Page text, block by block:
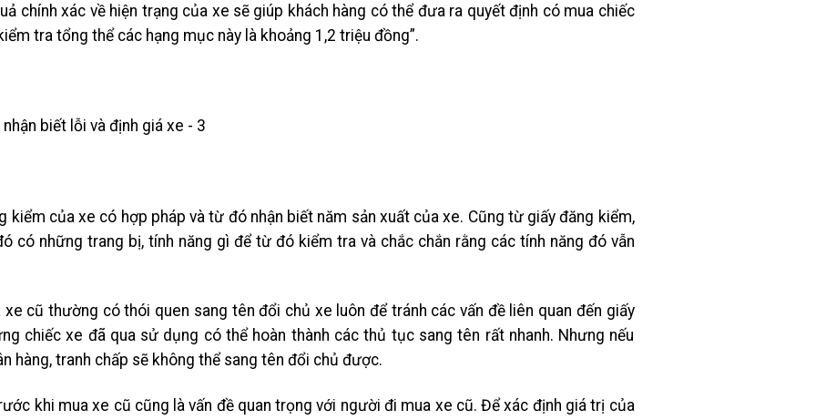
chính xác về hiện trạng của xe sẽ giúp khách hàng có thể đưa ra quyết định có mua chiếc
tra tổng thể các hạng mục này là khoảng 1,2 triệu đồng”.
kiểm của xe có hợp pháp và từ đó nhận biết năm sản xuất của xe. Cũng từ giấy đăng kiểm,
có những trang bị, tính năng gì để từ đó kiểm tra và chắc chắn rằng các tính năng đó vẫn
cũ thường có thói quen sang tên đổi chủ xe luôn để tránh các vấn đề liên quan đến giấy
chiếc xe đã qua sử dụng có thể hoàn thành các thủ tục sang tên rất nhanh. Nhưng nếu
hàng, tranh chấp sẽ không thể sang tên đổi chủ được.
khi mua xe cũ cũng là vấn đề quan trọng với người đi mua xe cũ. Để xác định giá trị của